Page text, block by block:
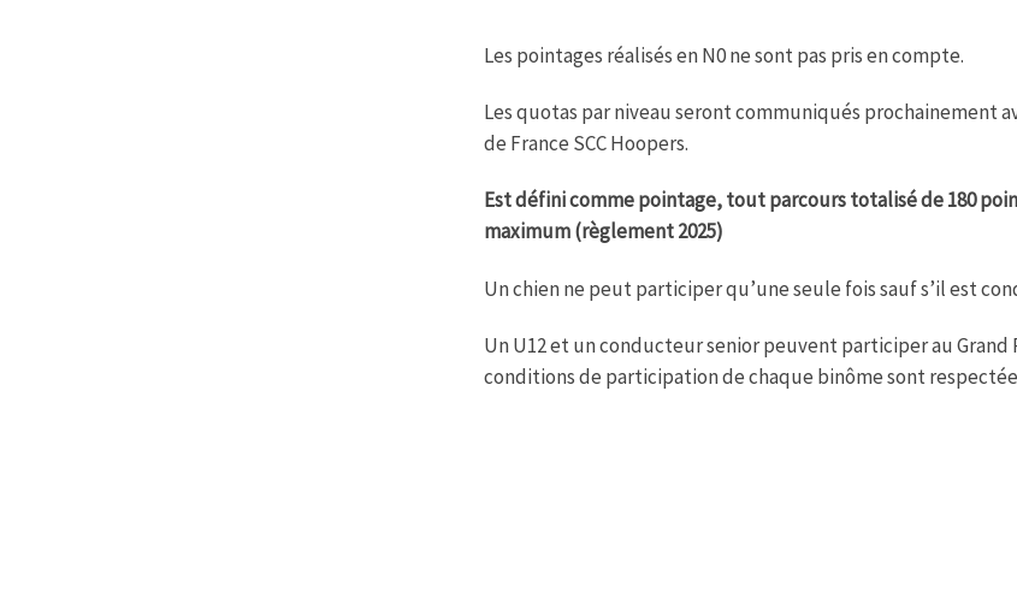
Les pointages réalisés en N0 ne sont pas pris en compte.
Les quotas par niveau seront communiqués prochainement
de France SCC Hoopers.
Est défini comme pointage, tout parcours totalisé de 180
maximum (règlement 2025)
Un chien ne peut participer qu’une seule fois sauf s’il est
Un U12 et un conducteur senior peuvent participer au
conditions de participation de chaque binôme sont